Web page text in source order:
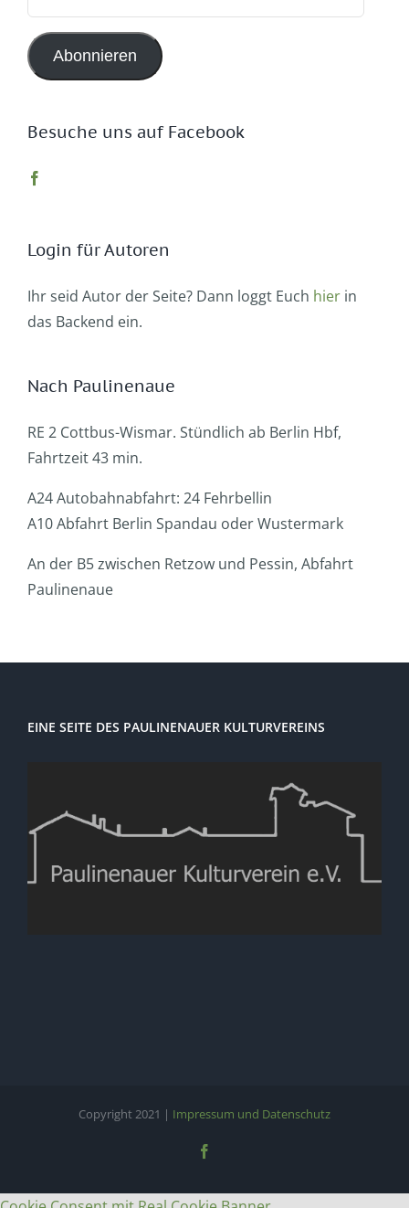
Adresse
Abonnieren
Besuche uns auf Facebook
Login für Autoren
Ihr seid Autor der Seite? Dann loggt Euch hier in
das Backend ein.
Nach Paulinenaue
RE 2 Cottbus-Wismar. Stündlich ab Berlin Hbf,
Fahrtzeit 43 min.
A24 Autobahnabfahrt: 24 Fehrbellin
A10 Abfahrt Berlin Spandau oder Wustermark
An der B5 zwischen Retzow und Pessin, Abfahrt
Paulinenaue
EINE SEITE DES PAULINENAUER KULTURVEREINS
Copyright 2021 | Impressum und Datenschutz